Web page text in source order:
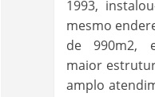
1993,
mesmo
de 990m2,
maior
amplo